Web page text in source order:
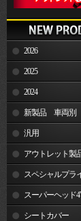
2026
2025
2024
新製品 車両別
汎用
アウトレット製
スペシャルプラ
スーパーヘッド
シートカバー